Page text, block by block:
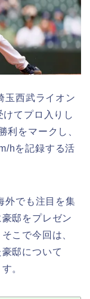
玉西武ライオン
てプロ入りし
利をマークし、
hを記録する活
外でも注目を集
邸をプレゼン
こで今回は、
邸について
。